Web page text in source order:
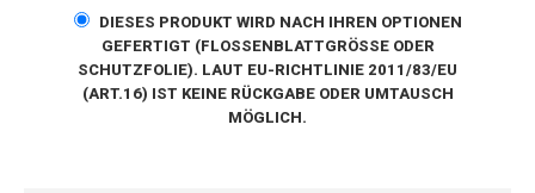
DIESES PRODUKT WIRD NACH IHREN OPTIONEN
GEFERTIGT (FLOSSENBLATTGRÖSSE ODER S
CHUTZFOLIE). LAUT EU-RICHTLINIE 2011/83/EU (
ART.16) IST KEINE RÜCKGABE ODER UMTAUSCH M
ÖGLICH.